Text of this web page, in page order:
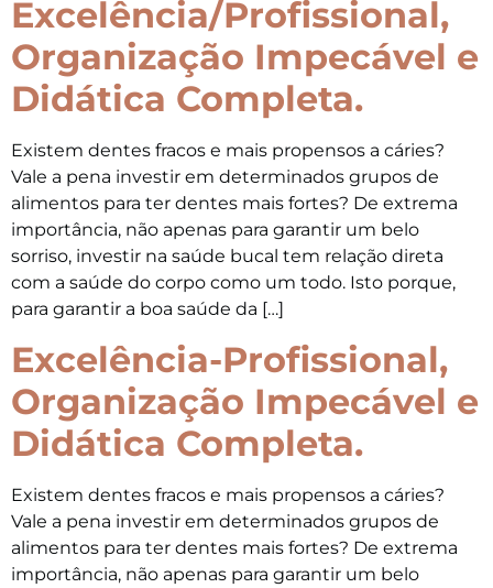
Excelência/Profissional,
Organização Impecável e
Didática Completa.
Existem dentes fracos e mais propensos a cáries?
Vale a pena investir em determinados grupos de
alimentos para ter dentes mais fortes? De extrema
importância, não apenas para garantir um belo
sorriso, investir na saúde bucal tem relação direta
com a saúde do corpo como um todo. Isto porque,
para garantir a boa saúde da […]
Excelência-Profissional,
Organização Impecável e
Didática Completa.
Existem dentes fracos e mais propensos a cáries?
Vale a pena investir em determinados grupos de
alimentos para ter dentes mais fortes? De extrema
importância, não apenas para garantir um belo